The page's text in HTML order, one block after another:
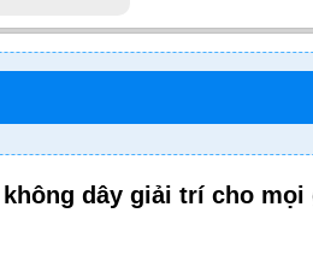
không dây giải trí cho